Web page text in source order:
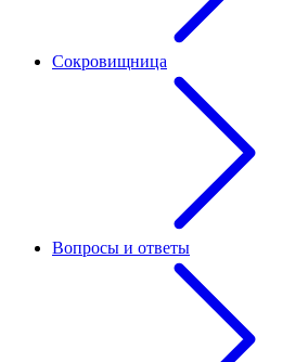
Сокровищница
Вопросы и ответы